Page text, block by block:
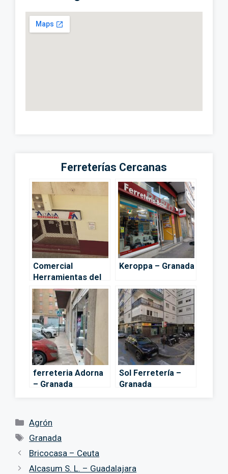
Ferreterías Cercanas
Comercial
Herramientas del
Sur S.L. – Agrón
Keroppa – Granada
ferreteria Adorna
– Granada
Sol Ferretería –
Granada
Categorías
Agrón
Etiquetas
Granada
Bricocasa – Ceuta
Alcasum S. L. – Guadalajara